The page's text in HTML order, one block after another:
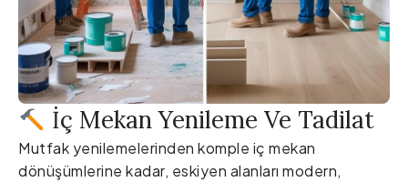
İç Mekan Yenileme Ve Tadilat
Mutfak yenilemelerinden komple iç mekan
dönüşümlerine kadar, eskiyen alanları modern,